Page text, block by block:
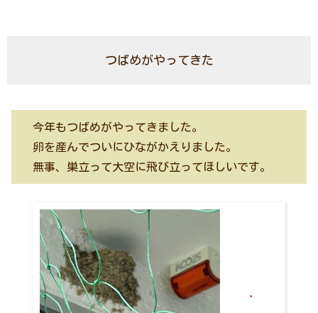
つばめがやってきた
今年もつばめがやってきました。
卵を産んでついにひながかえりました。
無事、巣立って大空に飛び立ってほしいです。